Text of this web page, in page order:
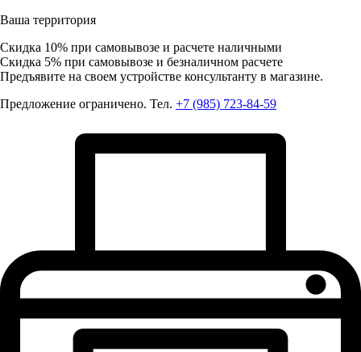
Ваша территория
Скидка 10% при самовывозе и расчете наличными
Скидка 5% при самовывозе и безналичном расчете
Предъявите на своем устройстве консультанту в магазине.
Предложение ограничено. Тел. +7 (985) 723-84-59